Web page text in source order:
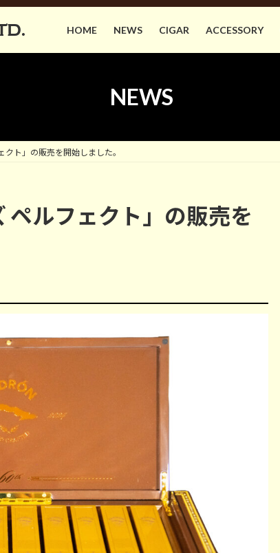
HOME NEWS CIGAR ACCESSORY
NEWS
クト」の販売を開始しました。
ペルフェクト」の販売を